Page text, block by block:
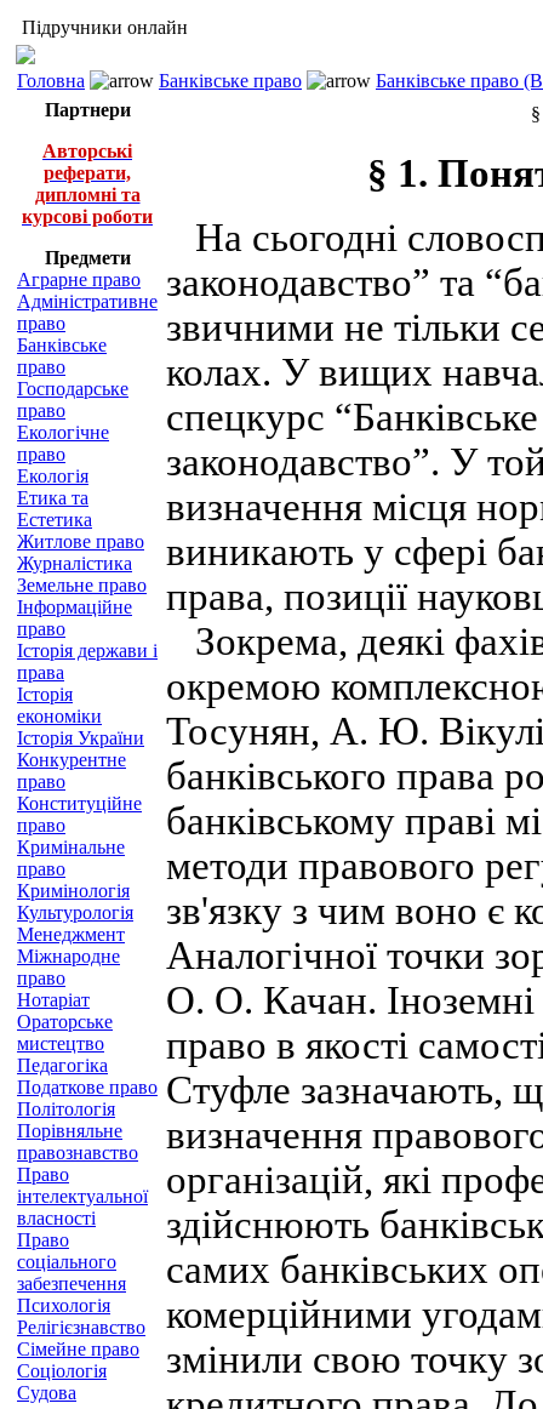
Підручники онлайн
Головна Банківське право
Банківське право
Партнери
Авторські
реферати,
дипломні та
курсові роботи
Предмети
Аграрне право
Адміністративне
право
Банківське
право
Господарське
право
Екологічне
право
Екологія
Етика та
Естетика
Житлове право
Журналістика
Земельне право
Інформаційне
право
Історія держави і
права
Історія
економіки
Історія України
Конкурентне
право
Конституційне
право
Кримінальне
право
Кримінологія
Культурологія
Менеджмент
Міжнародне
право
Нотаріат
Ораторське
мистецтво
Педагогіка
Податкове право
Політологія
Порівняльне
правознавство
Право
інтелектуальної
власності
Право
соціального
забезпечення
Психологія
Релігієзнавство
Сімейне право
Соціологія
Судова
§ 1.
На сьогодні
законодавство” та
звичними не тільки
колах. У вищих
спецкурс
законодавство”. У
визначення місця
виникають у сфері
права, позиції
Зокрема, деякі
окремою
Тосунян, А. Ю.
банківського права
банківському праві
методи правового
зв'язку з чим воно є
Аналогічної точки
О. О. Качан. Іноземні
право в якості
Стуфле зазначають,
визначення
організацій, які
здійснюють
самих банківських
комерційними
змінили свою точку